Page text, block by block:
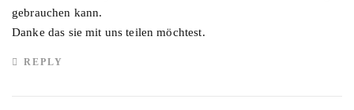
gebrauchen kann.
Danke das sie mit uns teilen möchtest.
REPLY